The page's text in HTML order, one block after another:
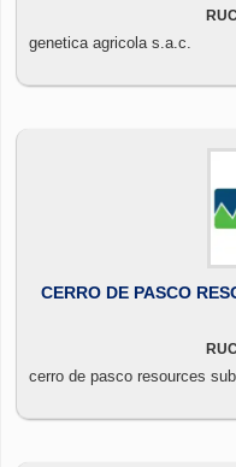
genetica agricola s.a.c.
CERRO DE PASCO
cerro de pasco resources